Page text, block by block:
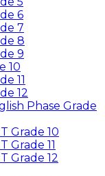
6
7
8
9
10
11
12
Phase Grade
Grade 10
Grade 11
Grade 12